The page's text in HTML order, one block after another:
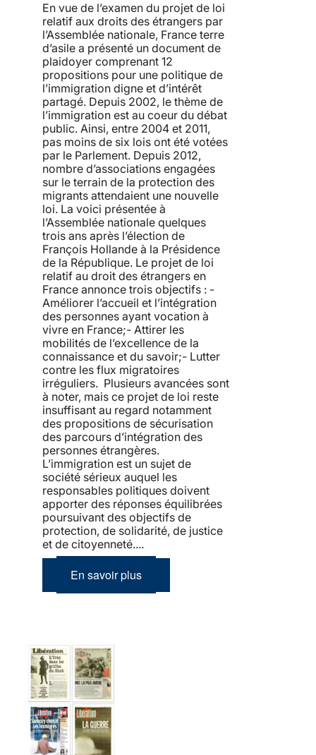
En vue de l’examen du projet de loi
relatif aux droits des étrangers par
l’Assemblée nationale, France terre
d’asile a présenté un document de
plaidoyer comprenant 12
propositions pour une politique de
l’immigration digne et d’intérêt
partagé. Depuis 2002, le thème de
l’immigration est au coeur du débat
public. Ainsi, entre 2004 et 2011,
pas moins de six lois ont été votées
par le Parlement. Depuis 2012,
nombre d’associations engagées
sur le terrain de la protection des
migrants attendaient une nouvelle
loi. La voici présentée à
l’Assemblée nationale quelques
trois ans après l’élection de
François Hollande à la Présidence
de la République. Le projet de loi
relatif au droit des étrangers en
France annonce trois objectifs : -
Améliorer l’accueil et l’intégration
des personnes ayant vocation à
vivre en France;- Attirer les
mobilités de l’excellence de la
connaissance et du savoir;- Lutter
contre les flux migratoires
irréguliers. Plusieurs avancées sont
à noter, mais ce projet de loi reste
insuffisant au regard notamment
des propositions de sécurisation
des parcours d’intégration des
personnes étrangères.
L’immigration est un sujet de
société sérieux auquel les
responsables politiques doivent
apporter des réponses équilibrées
poursuivant des objectifs de
protection, de solidarité, de justice
et de citoyenneté....
En savoir plus